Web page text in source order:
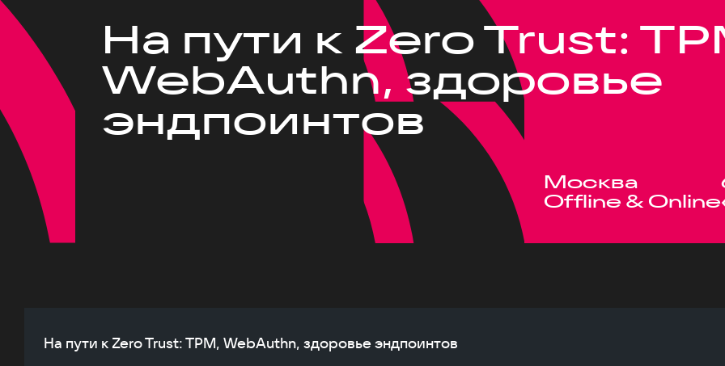
На пути к Zero Trust:
WebAuthn, здоровье
эндпоинтов
Москва
Offline & Online
На пути к Zero Trust: TPM, WebAuthn, здоровье эндпоинтов